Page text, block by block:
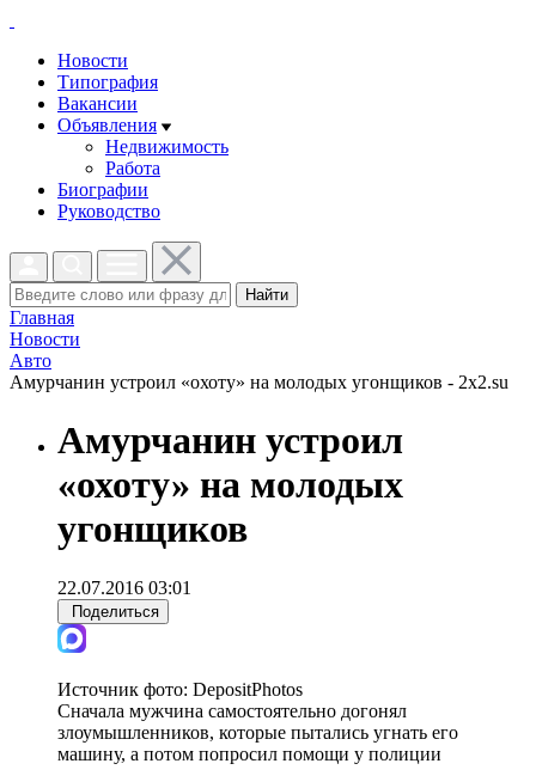
Новости
Типография
Вакансии
Объявления
Недвижимость
Работа
Биографии
Руководство
Найти
Главная
Новости
Авто
Амурчанин устроил «охоту» на молодых угонщиков - 2x2.su
Амурчанин устроил
«охоту» на молодых
угонщиков
22.07.2016 03:01
Поделиться
Источник фото: DepositPhotos
Сначала мужчина самостоятельно догонял
злоумышленников, которые пытались угнать его
машину, а потом попросил помощи у полиции